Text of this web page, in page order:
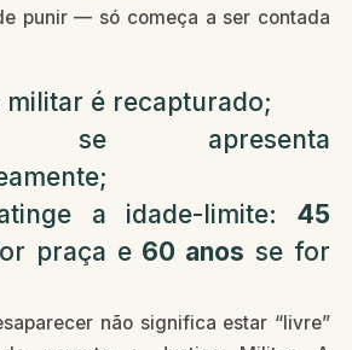
punir — só começa a ser contada
militar é recapturado;
se apresenta
a idade-limite: 45
praça e 60 anos se for
não significa estar “livre”